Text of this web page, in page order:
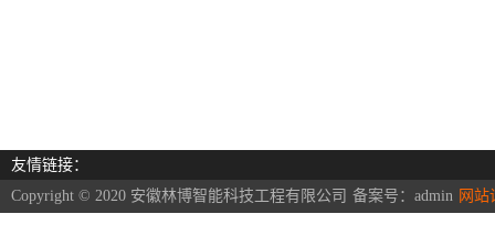
友情链接：
Copyright © 2020 安徽林博智能科技工程有限公司 备案号： admin 网站